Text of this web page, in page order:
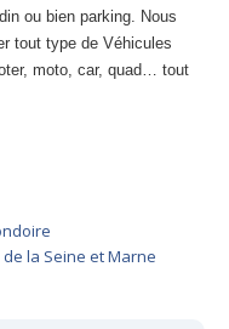
avec destruction
avec destruction
destruction
destruction
avec destruction
ou bien parking. Nous
tout type de Véhicules
moto, car, quad… tout
de la Seine et Marne